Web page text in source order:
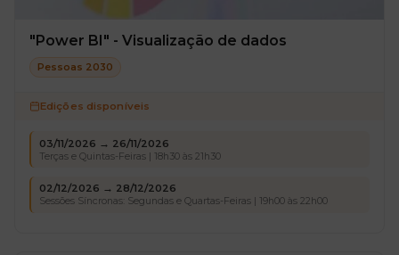
"Power BI" - Visualização de dados
Pessoas 2030
Edições disponíveis
03/11/2026 → 26/11/2026
Terças e Quintas-Feiras | 18h30 às 21h30
02/12/2026 → 28/12/2026
Sessões Síncronas: Segundas e Quartas-Feiras | 19h00 às 22h00